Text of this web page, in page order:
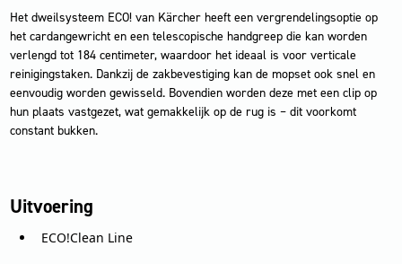
Het dweilsysteem ECO! van Kärcher heeft een vergrendelingsoptie op
het cardangewricht en een telescopische handgreep die kan worden
verlengd tot 184 centimeter, waardoor het ideaal is voor verticale
reinigingstaken. Dankzij de zakbevestiging kan de mopset ook snel en
eenvoudig worden gewisseld. Bovendien worden deze met een clip op
hun plaats vastgezet, wat gemakkelijk op de rug is – dit voorkomt
constant bukken.
Uitvoering
ECO!Clean Line